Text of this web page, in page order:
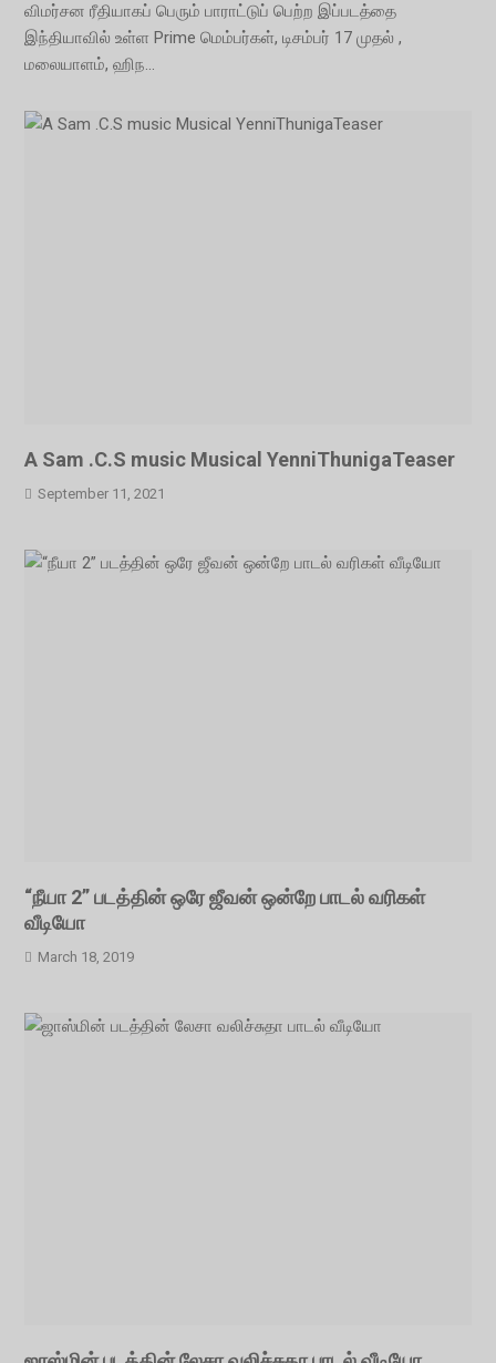
விமர்சன ரீதியாகப் பெரும் பாராட்டுப் பெற்ற இப்படத்தை
இந்தியாவில் உள்ள Prime மெம்பர்கள், டிசம்பர் 17 முதல் ,
மலையாளம், ஹிந...
A Sam .C.S music Musical YenniThunigaTeaser
September 11, 2021
“நீயா 2” படத்தின் ஒரே ஜீவன் ஒன்றே பாடல் வரிகள்
வீடியோ
March 18, 2019